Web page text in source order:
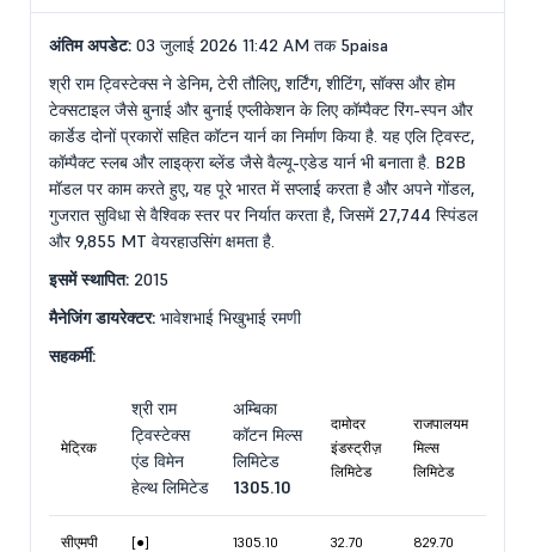
अंतिम अपडेट: 03 जुलाई 2026 11:42 AM तक 5paisa
श्री राम ट्विस्टेक्स ने डेनिम, टेरी तौलिए, शर्टिंग, शीटिंग, सॉक्स और होम
टेक्सटाइल जैसे बुनाई और बुनाई एप्लीकेशन के लिए कॉम्पैक्ट रिंग-स्पन और
कार्डेड दोनों प्रकारों सहित कॉटन यार्न का निर्माण किया है. यह एलि ट्विस्ट,
कॉम्पैक्ट स्लब और लाइक्रा ब्लेंड जैसे वैल्यू-एडेड यार्न भी बनाता है. B2B
मॉडल पर काम करते हुए, यह पूरे भारत में सप्लाई करता है और अपने गोंडल,
गुजरात सुविधा से वैश्विक स्तर पर निर्यात करता है, जिसमें 27,744 स्पिंडल
और 9,855 MT वेयरहाउसिंग क्षमता है.
इसमें स्थापित: 2015
मैनेजिंग डायरेक्टर: भावेशभाई भिखुभाई रमणी
सहकर्मी:
मेट्रिक
श्री राम
ट्विस्टेक्स
एंड विमेन
हेल्थ लिमिटेड
अम्बिका
कॉटन मिल्स
लिमिटेड
1305.10
दामोदर
इंडस्ट्रीज़
लिमिटेड
राजपालयम
मिल्स
लिमिटेड
सीएमपी [●] 1305.10 32.70 829.70